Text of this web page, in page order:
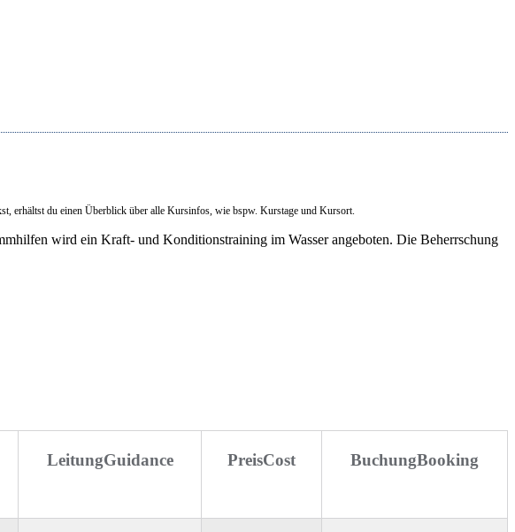
erhältst du einen Überblick über alle Kursinfos, wie bspw. Kurstage und Kursort.
wird ein Kraft- und Konditionstraining im Wasser angeboten. Die Beherrschung
LeitungGuidance PreisCost BuchungBooking